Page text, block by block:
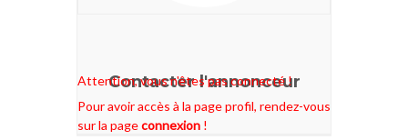
Contacter l'annonceur
Attention, vous n'êtes pas connecté !
Pour avoir accès à la page profil, rendez-vous
sur la pageconnexion !